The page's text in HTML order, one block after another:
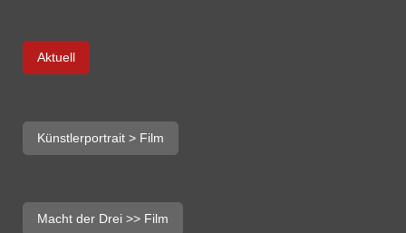
Aktuell
Künstlerportrait > Film
Macht der Drei >> Film